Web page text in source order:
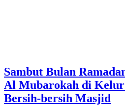
Sambut Bulan
Al Mubarokah di
Bersih-bersih Masjid